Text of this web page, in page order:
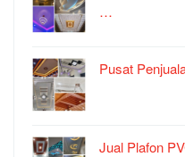
…
Pusat
Jual Plafon